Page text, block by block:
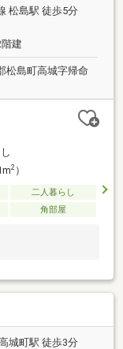
松島駅 徒歩5分
建
松島町高城字帰命
2）
二人暮らし
角部屋
城町駅 徒歩3分